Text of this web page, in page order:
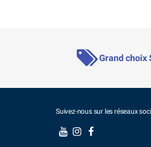
Grand choix
Suivez-nous sur les réseaux